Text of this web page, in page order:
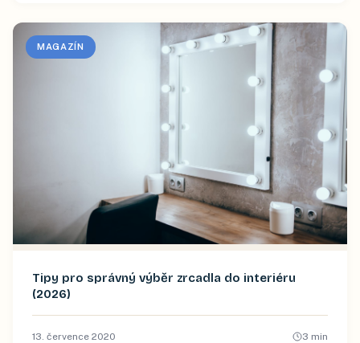
MAGAZÍN
Tipy pro správný výběr zrcadla do interiéru
(2026)
13. července 2020 3 min